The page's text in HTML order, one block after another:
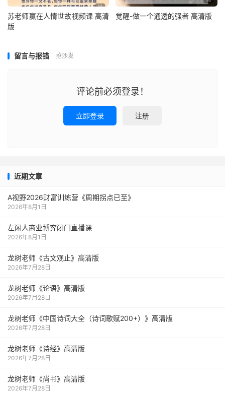
苏老师赢在人情世故视频课 高清
版
觉醒-做一个通透的强者 高清版
留言与报错 抢沙发
评论前必须登录！
立即登录 注册
近期文章
A视野2026财富训练营《周期拐点已至》
2026年8月1日
左闲人商业博弈闭门直播课
2026年8月1日
龙树老师《古文观止》高清版
2026年7月28日
龙树老师《论语》高清版
2026年7月28日
龙树老师《中国诗词大全（诗词歌赋200+）》高清版
2026年7月28日
龙树老师《诗经》高清版
2026年7月28日
龙树老师《尚书》高清版
2026年7月28日